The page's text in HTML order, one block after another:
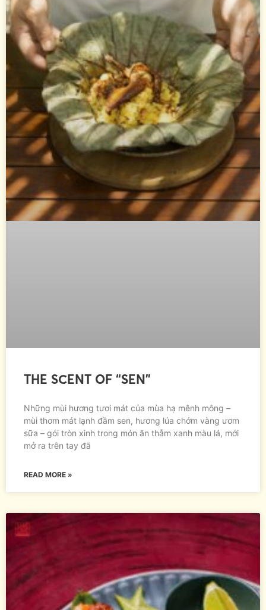
THE SCENT OF “SEN”
Những mùi hương tươi mát của mùa hạ mênh mông –
mùi thơm mát lạnh đầm sen, hương lúa chớm vàng ươm
sữa – gói tròn xinh trong món ăn thẫm xanh màu lá, mới
mở ra trên tay đã
READ MORE »